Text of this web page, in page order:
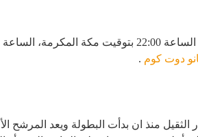
دوت كوم .
منذ ان بدأت البطولة ويعد المرشح